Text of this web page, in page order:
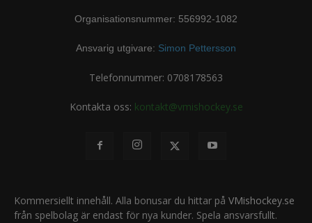
Organisationsnummer: 556992-1082
Ansvarig utgivare: Simon Pettersson
Telefonnummer: 0708178563
Kontakta oss: kontakt@vmishockey.se
Kommersiellt innehåll. Alla bonusar du hittar på VMishockey.se
från spelbolag är endast för nya kunder. Spela ansvarsfullt.